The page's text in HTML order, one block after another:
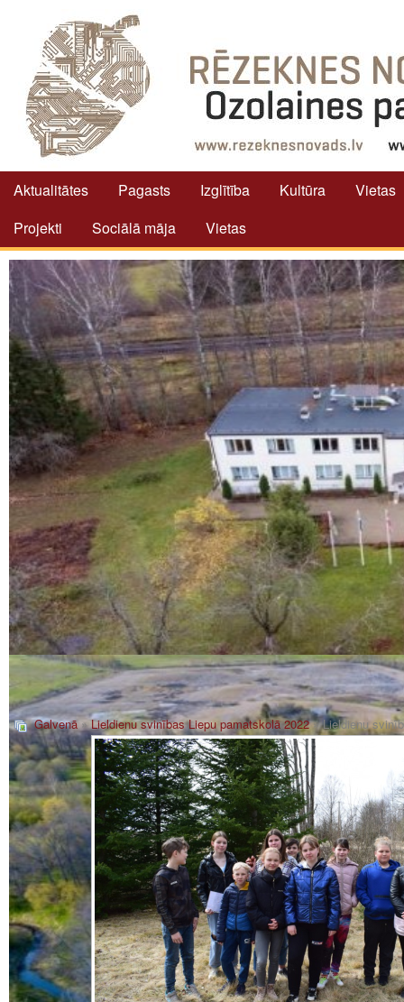
Aktualitātes Pagasts Izglītība Kultūra
Vietas
Projekti
Sociālā māja Vietas
Galvenā»Lieldienu svinības Liepu pamatskolā 2022» Lieldienu